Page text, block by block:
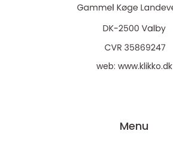
web: www.klikko.dk
Menu